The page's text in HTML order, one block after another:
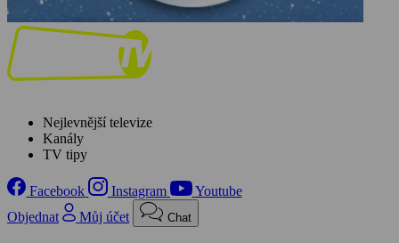
Nejlevnější televize
Kanály
TV tipy
Facebook Instagram
Youtube
Objednat
Můj účet Chat